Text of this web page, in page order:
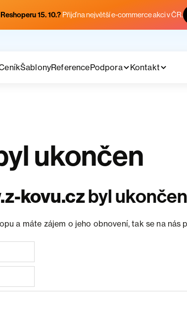
15. 10.? Přijď na největší e-commerce akci v ČR.
ŠablonyReferencePodpora Kontakt
ukončen
kovu.czbyl ukončen
a máte zájem o jeho obnovení, tak se na nás